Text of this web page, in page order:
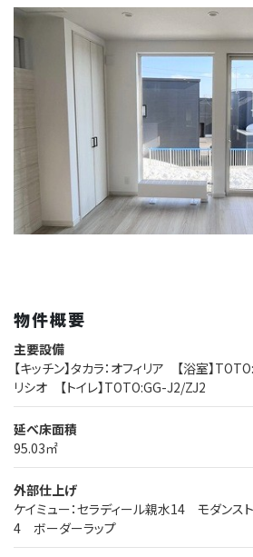
物件概要
主要設備
【キッチン】タカラ：オフィリア 【浴室】
リシオ 【トイレ】TOTO:GG-J2/ZJ2
延べ床面積
95.03㎡
外部仕上げ
ケイミュー：セラディール親水14 モダンス
4 ボーダーラップ